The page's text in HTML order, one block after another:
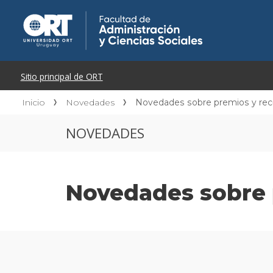
Inicio Novedades Novedades sobre premios y
NOVEDADES
Novedades